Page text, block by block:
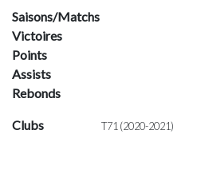
Saisons/Matchs
Victoires
Points
Assists
Rebonds
Clubs T71 (2020-2021)